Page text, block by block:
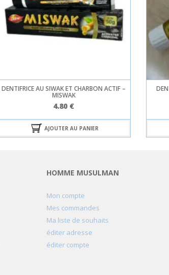
DENTIFRICE AU SIWAK ET CHARBON ACTIF –
MISWAK
4.80 €
AJOUTER AU PANIER
HOMME MUSULMAN
Mon compte
Mes commandes
Ma liste de souhaits
éditer adresse
éditer compte